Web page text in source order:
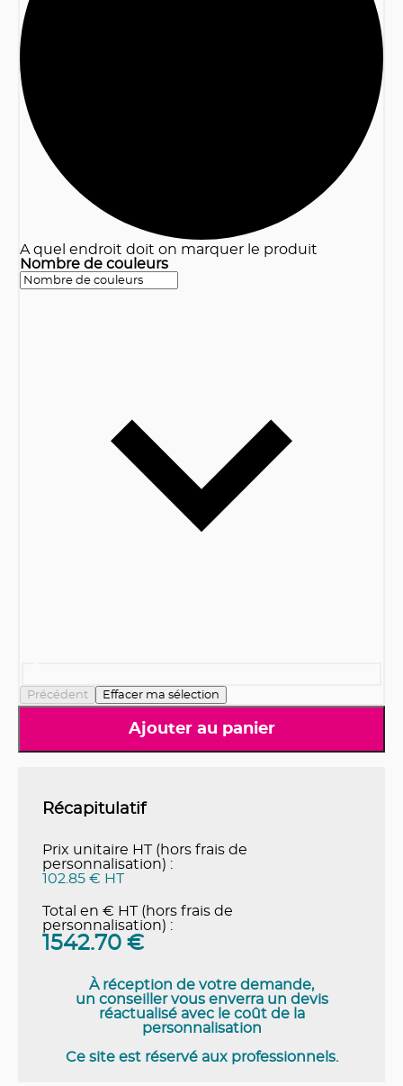
A quel endroit doit on marquer le produit
Nombre de couleurs
Précédent Effacer ma sélection
Ajouter au panier
Récapitulatif
Prix unitaire HT (hors frais de
personnalisation) :
102.85 € HT
Total en € HT (hors frais de
personnalisation) :
1542.70 €
À réception de votre demande,
un conseiller vous enverra un devis
réactualisé avec le coût de la
personnalisation
Ce site est réservé aux professionnels.